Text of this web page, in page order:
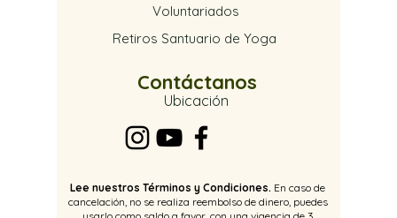
Contáctanos
Voluntariados
Retiros Santuario de Yoga
Ubicación
Lee nuestros Términos y Condiciones. En caso de
cancelación, no se realiza reembolso de dinero, puedes